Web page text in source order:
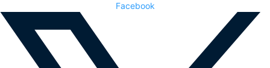
Facebook